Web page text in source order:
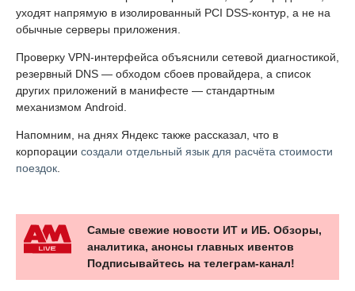
уходят напрямую в изолированный PCI DSS-контур, а не на
обычные серверы приложения.
Проверку VPN-интерфейса объяснили сетевой диагностикой,
резервный DNS — обходом сбоев провайдера, а список
других приложений в манифесте — стандартным
механизмом Android.
Напомним, на днях Яндекс также рассказал, что в
корпорации создали отдельный язык для расчёта стоимости
поездок
Самые свежие новости ИТ и ИБ. Обзоры,
аналитика, анонсы главных ивентов
Подписывайтесь на телеграм-канал!